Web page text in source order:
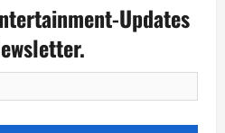
Updates